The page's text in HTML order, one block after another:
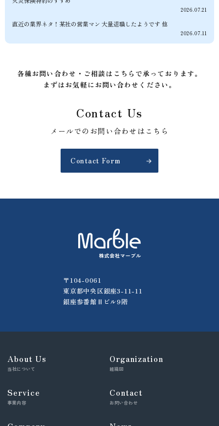
2026.07.21
直近の業界ネタ！某社の営業マン 大量退職したようです 他
2026.07.11
各種お問い合わせ・ご相談はこちらで承っております。
まずはお気軽にお問い合わせください。
Contact Us
メールでのお問い合わせはこちら
Contact Form
〒104-0061
東京都中央区銀座3-11-11
銀座参番館Ⅱビル9階
About Us
当社について
Service
事業内容
Organization
組織図
Contact
お問い合わせ